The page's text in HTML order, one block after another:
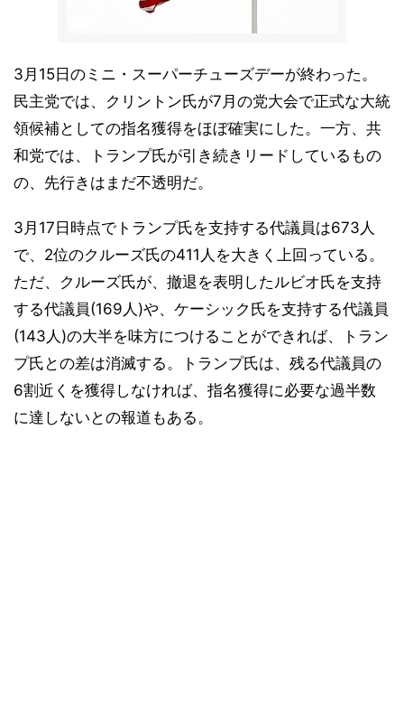
3月15日のミニ・スーパーチューズデーが終わった。
民主党では、クリントン氏が7月の党大会で正式な大統
領候補としての指名獲得をほぼ確実にした。一方、共
和党では、トランプ氏が引き続きリードしているもの
の、先行きはまだ不透明だ。
3月17日時点でトランプ氏を支持する代議員は673人
で、2位のクルーズ氏の411人を大きく上回っている。
ただ、クルーズ氏が、撤退を表明したルビオ氏を支持
する代議員(169人)や、ケーシック氏を支持する代議員
(143人)の大半を味方につけることができれば、トラン
プ氏との差は消滅する。トランプ氏は、残る代議員の
6割近くを獲得しなければ、指名獲得に必要な過半数
に達しないとの報道もある。